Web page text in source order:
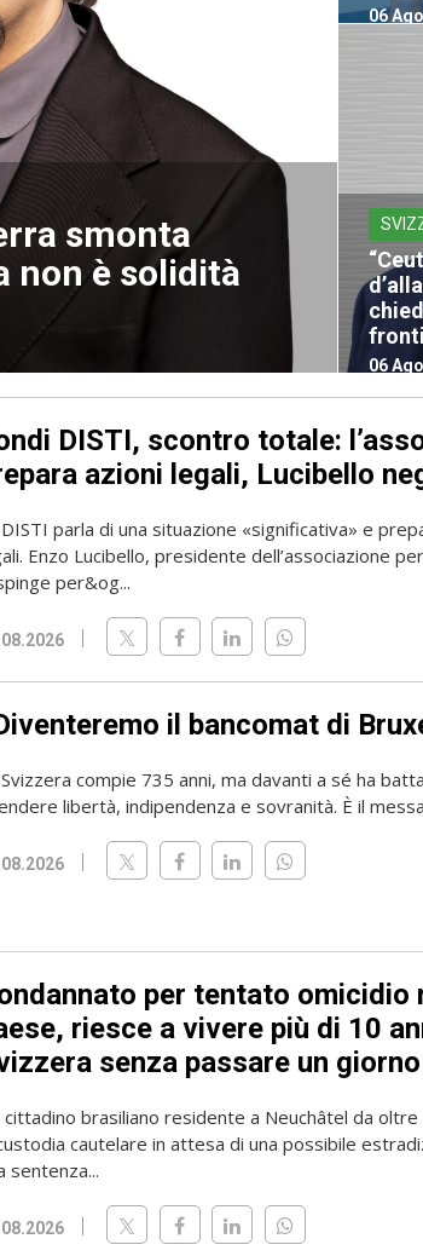
smonta
non è solidità
06
06
DISTI, scontro totale:
azioni legali, Lucibello
parla di una situazione «significativa» e
Enzo Lucibello, presidente dell’associazione
per&og...
il bancomat di
compie 735 anni, ma davanti a sé ha
libertà, indipendenza e sovranità. È il
per tentato omicidio
riesce a vivere più di 10
senza passare un
cittadino brasiliano residente a Neuchâtel da oltre
cautelare in attesa di una possibile
sentenza...